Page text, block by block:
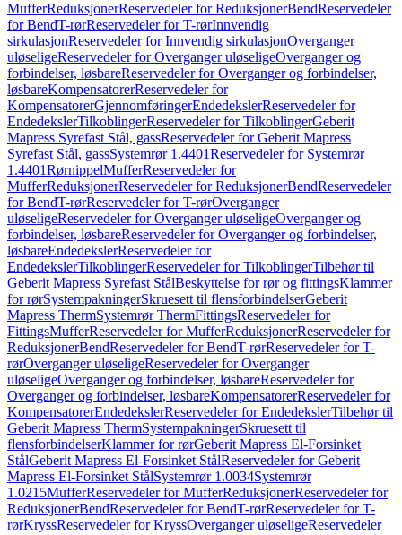
MufferReduksjonerReservedeler for ReduksjonerBendReservedeler
for BendT-rørReservedeler for T-rørInnvendig
sirkulasjonReservedeler for Innvendig sirkulasjonOverganger
uløseligeReservedeler for Overganger uløseligeOverganger og
forbindelser, løsbareReservedeler for Overganger og forbindelser,
løsbareKompensatorerReservedeler for
KompensatorerGjennomføringerEndedekslerReservedeler for
EndedekslerTilkoblingerReservedeler for TilkoblingerGeberit
Mapress Syrefast Stål, gassReservedeler for Geberit Mapress
Syrefast Stål, gassSystemrør 1.4401Reservedeler for Systemrør
1.4401RørnippelMufferReservedeler for
MufferReduksjonerReservedeler for ReduksjonerBendReservedeler
for BendT-rørReservedeler for T-rørOverganger
uløseligeReservedeler for Overganger uløseligeOverganger og
forbindelser, løsbareReservedeler for Overganger og forbindelser,
løsbareEndedekslerReservedeler for
EndedekslerTilkoblingerReservedeler for TilkoblingerTilbehør til
Geberit Mapress Syrefast StålBeskyttelse for rør og fittingsKlammer
for rørSystempakningerSkruesett til flensforbindelserGeberit
Mapress ThermSystemrør ThermFittingsReservedeler for
FittingsMufferReservedeler for MufferReduksjonerReservedeler for
ReduksjonerBendReservedeler for BendT-rørReservedeler for T-
rørOverganger uløseligeReservedeler for Overganger
uløseligeOverganger og forbindelser, løsbareReservedeler for
Overganger og forbindelser, løsbareKompensatorerReservedeler for
KompensatorerEndedekslerReservedeler for EndedekslerTilbehør til
Geberit Mapress ThermSystempakningerSkruesett til
flensforbindelserKlammer for rørGeberit Mapress El-Forsinket
StålGeberit Mapress El-Forsinket StålReservedeler for Geberit
Mapress El-Forsinket StålSystemrør 1.0034Systemrør
1.0215MufferReservedeler for MufferReduksjonerReservedeler for
ReduksjonerBendReservedeler for BendT-rørReservedeler for T-
rørKryssReservedeler for KryssOverganger uløseligeReservedeler